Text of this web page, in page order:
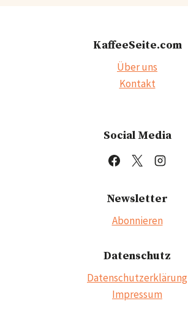
KaffeeSeite.com
Über uns
Kontakt
Social Media
Newsletter
Abonnieren
Datenschutz
Datenschutzerklärung
Impressum